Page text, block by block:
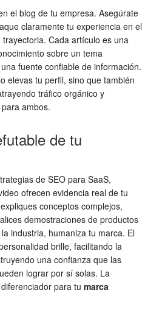
el blog de tu empresa. Asegúrate
claramente tu experiencia en el
Cada artículo es una
sobre un tema
fuente confiable de información.
elevas tu perfil, sino que también
tráfico orgánico y
para ambos.
de tu
de SEO para SaaS,
ofrecen evidencia real de tu
conceptos complejos,
demostraciones de productos
industria, humaniza tu marca. El
brille, facilitando la
una confianza que las
lograr por sí solas. La
para tu marca